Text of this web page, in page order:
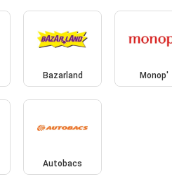
Bazarland Monop'
Autobacs